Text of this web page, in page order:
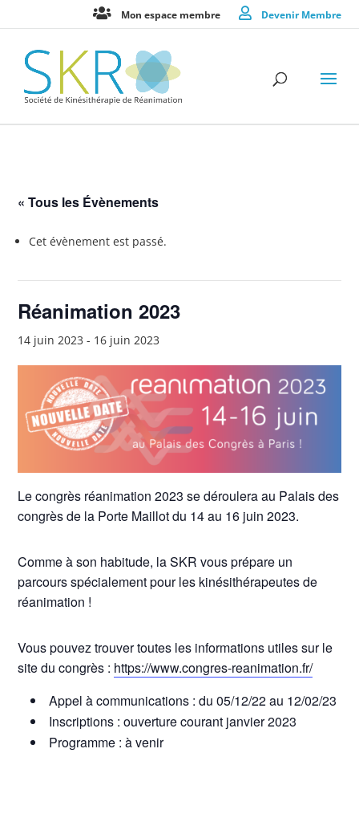
Mon espace membre Devenir Membre
« Tous les Évènements
Cet évènement est passé.
Réanimation 2023
14 juin 2023 - 16 juin 2023
Le congrès réanimation 2023 se déroulera au Palais des
congrès de la Porte Maillot du 14 au 16 juin 2023.
Comme à son habitude, la SKR vous prépare un
parcours spécialement pour les kinésithérapeutes de
réanimation !
Vous pouvez trouver toutes les informations utiles sur le
site du congrès : https://www.congres-reanimation.fr/
Appel à communications : du 05/12/22 au 12/02/23
Inscriptions : ouverture courant janvier 2023
Programme : à venir